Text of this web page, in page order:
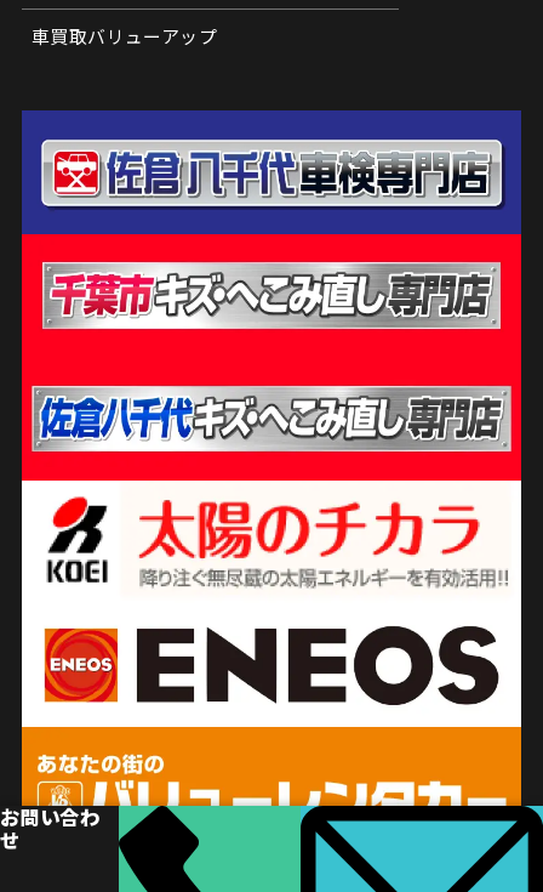
お問い合わ
せ
車買取バリューアップ